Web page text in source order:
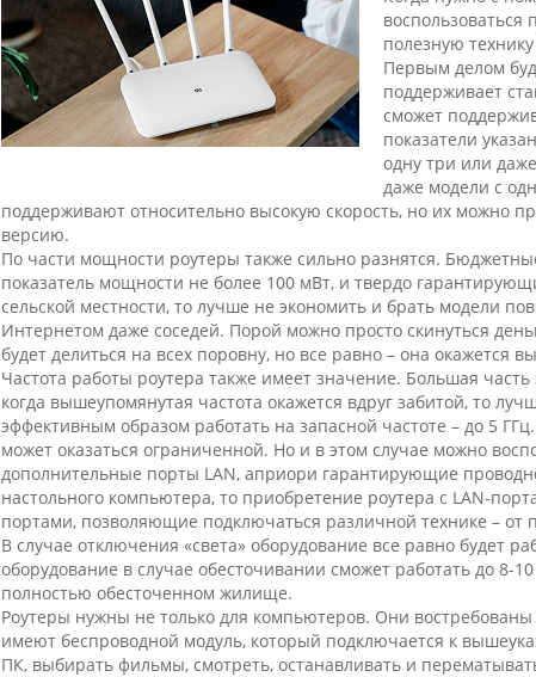
полезную
Первым делом
поддерживает
сможет
показатели
одну три или
даже модели с
поддерживают относительно высокую скорость, но их можно
версию.
По части мощности роутеры также сильно разнятся.
показатель мощности не более 100 мВт, и твердо
сельской местности, то лучше не экономить и брать модели
Интернетом даже соседей. Порой можно просто скинуться
будет делиться на всех поровну, но все равно – она окажется
Частота работы роутера также имеет значение. Большая
когда вышеупомянутая частота окажется вдруг забитой, то
эффективным образом работать на запасной частоте – до 5
может оказаться ограниченной. Но и в этом случае можно
дополнительные порты LAN, априори гарантирующие
настольного компьютера, то приобретение роутера с LAN-
портами, позволяющие подключаться различной технике – от
В случае отключения «света» оборудование все равно будет
оборудование в случае обесточивании сможет работать до 8-
полностью обесточенном жилище.
Роутеры нужны не только для компьютеров. Они
имеют беспроводной модуль, который подключается к
ПК, выбирать фильмы, смотреть, останавливать и